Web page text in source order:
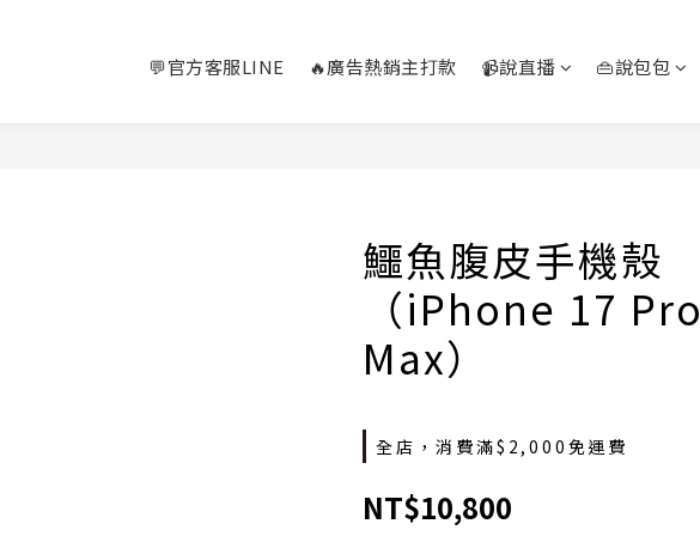
💬官方客服LINE 🔥廣告熱銷主打款 📹說直播 👜說包包
鱷魚腹皮手機殼
（iPhone 17 Pro
Max）
全店，消費滿$2,000免運費
NT$10,800